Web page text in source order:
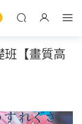
班【畫質高